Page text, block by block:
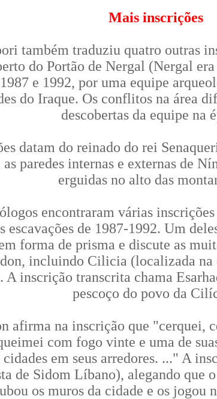
Mais inscrições
também traduziu quatro outras
do Portão de Nergal (Nergal era
e 1992, por uma equipe
do Iraque. Os conflitos na área
descobertas da equipe na
datam do reinado do rei
paredes internas e externas de
erguidas no alto das
encontraram várias
escavações de 1987-1992. Um
forma de prisma e discute as
incluindo Cilicia (localizada na
A inscrição transcrita chama
pescoço do povo da
afirma na inscrição que "cerquei,
com fogo vinte e uma de
cidades em seus arredores. ..." A
de Sidom Líbano), alegando que
os muros da cidade e os jogou